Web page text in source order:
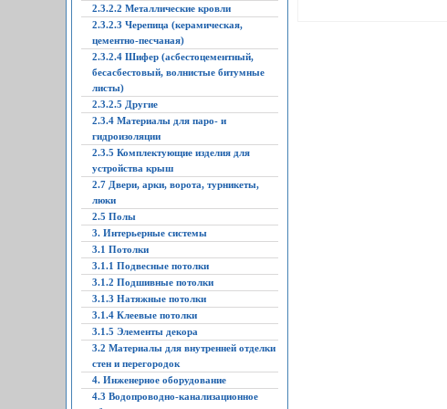
2.3.2.2 Металлические кровли
2.3.2.3 Черепица (керамическая,
цементно-песчаная)
2.3.2.4 Шифер (асбестоцементный,
бесасбестовый, волнистые битумные
листы)
2.3.2.5 Другие
2.3.4 Материалы для паро- и
гидроизоляции
2.3.5 Комплектующие изделия для
устройства крыш
2.7 Двери, арки, ворота, турникеты,
люки
2.5 Полы
3. Интерьерные системы
3.1 Потолки
3.1.1 Подвесные потолки
3.1.2 Подшивные потолки
3.1.3 Натяжные потолки
3.1.4 Клеевые потолки
3.1.5 Элементы декора
3.2 Материалы для внутренней отделки
стен и перегородок
4. Инженерное оборудование
4.3 Водопроводно-канализационное